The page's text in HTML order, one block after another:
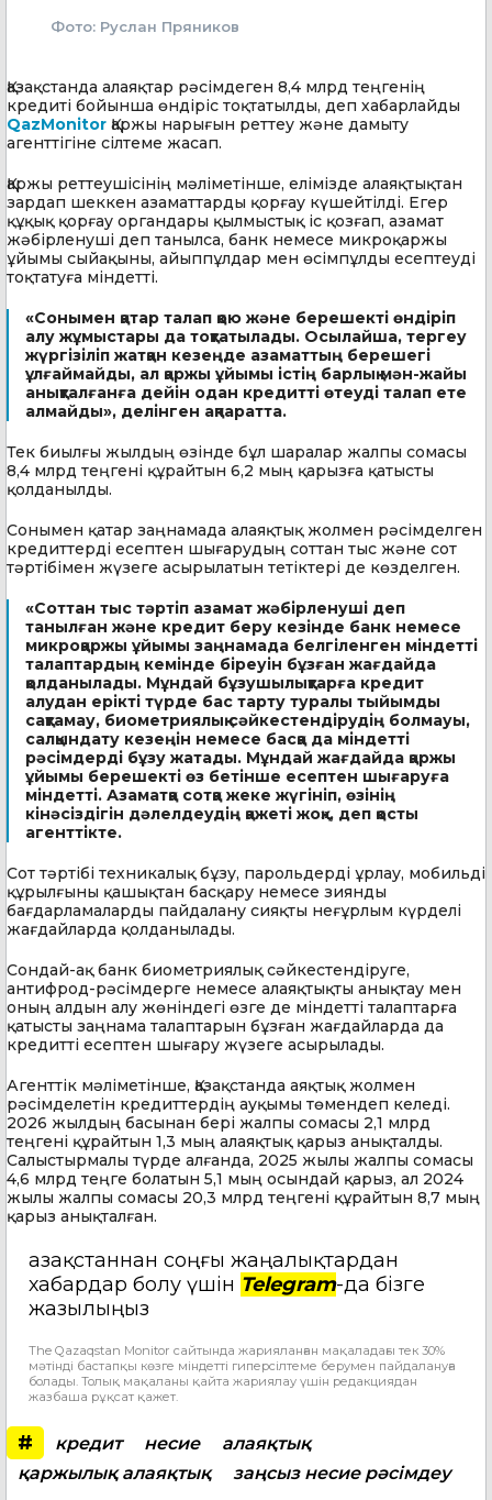
Фото: Руслан Пряников
Қазақстанда алаяқтар рәсімдеген 8,4 млрд теңгенің
кредиті бойынша өндіріс тоқтатылды, деп хабарлайды
QazMonitor Қаржы нарығын реттеу және дамыту
агенттігіне сілтеме жасап.
Қаржы реттеушісінің мәліметінше, елімізде алаяқтықтан
зардап шеккен азаматтарды қорғау күшейтілді. Егер
құқық қорғау органдары қылмыстық іс қозғап, азамат
жәбірленуші деп танылса, банк немесе микроқаржы
ұйымы сыйақыны, айыппұлдар мен өсімпұлды есептеуді
тоқтатуға міндетті.
«Сонымен қатар талап қою және берешекті өндіріп
алу жұмыстары да тоқтатылады. Осылайша, тергеу
жүргізіліп жатқан кезеңде азаматтың берешегі
ұлғаймайды, ал қаржы ұйымы істің барлық мән-жайы
анықталғанға дейін одан кредитті өтеуді талап ете
алмайды», делінген ақпаратта.
Тек биылғы жылдың өзінде бұл шаралар жалпы сомасы
8,4 млрд теңгені құрайтын 6,2 мың қарызға қатысты
қолданылды.
Сонымен қатар заңнамада алаяқтық жолмен рәсімделген
кредиттерді есептен шығарудың соттан тыс және сот
тәртібімен жүзеге асырылатын тетіктері де көзделген.
«Соттан тыс тәртіп азамат жәбірленуші деп
танылған және кредит беру кезінде банк немесе
микроқаржы ұйымы заңнамада белгіленген міндетті
талаптардың кемінде біреуін бұзған жағдайда
қолданылады. Мұндай бұзушылықтарға кредит
алудан ерікті түрде бас тарту туралы тыйымды
сақтамау, биометриялық сәйкестендірудің болмауы,
салқындату кезеңін немесе басқа да міндетті
рәсімдерді бұзу жатады. Мұндай жағдайда қаржы
ұйымы берешекті өз бетінше есептен шығаруға
міндетті. Азаматқа сотқа жеке жүгініп, өзінің
кінәсіздігін дәлелдеудің қажеті жоқ», деп қосты
агенттікте.
Сот тәртібі техникалық бұзу, парольдерді ұрлау, мобильді
құрылғыны қашықтан басқару немесе зиянды
бағдарламаларды пайдалану сияқты неғұрлым күрделі
жағдайларда қолданылады.
Сондай-ақ банк биометриялық сәйкестендіруге,
антифрод-рәсімдерге немесе алаяқтықты анықтау мен
оның алдын алу жөніндегі өзге де міндетті талаптарға
қатысты заңнама талаптарын бұзған жағдайларда да
кредитті есептен шығару жүзеге асырылады.
Агенттік мәліметінше, Қазақстанда аяқтық жолмен
рәсімделетін кредиттердің ауқымы төмендеп келеді.
2026 жылдың басынан бері жалпы сомасы 2,1 млрд
теңгені құрайтын 1,3 мың алаяқтық қарыз анықталды.
Салыстырмалы түрде алғанда, 2025 жылы жалпы сомасы
4,6 млрд теңге болатын 5,1 мың осындай қарыз, ал 2024
жылы жалпы сомасы 20,3 млрд теңгені құрайтын 8,7 мың
қарыз анықталған.
Қазақстаннан соңғы жаңалықтардан
хабардар болу үшін Telegram-да бізге
жазылыңыз
The Qazaqstan Monitor сайтында жарияланған мақаладағы тек 30%
мәтінді бастапқы көзге міндетті гиперсілтеме берумен пайдалануға
болады. Толық мақаланы қайта жариялау үшін редакциядан
жазбаша рұқсат қажет.
# кредит несие
алаяқтық
қаржылық алаяқтық
заңсыз несие рәсімдеу